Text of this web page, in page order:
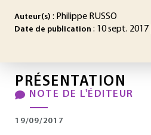
Auteur(s) : Philippe RUSSO
Date de publication : 10 sept. 2017 |
PRÉSENTATION
NOTE DE L'ÉDITEUR
19/09/2017